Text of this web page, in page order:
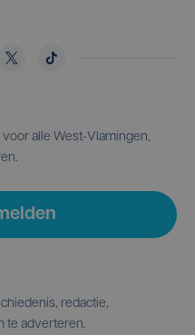
alle West-Vlamingen,
redactie,
te adverteren.